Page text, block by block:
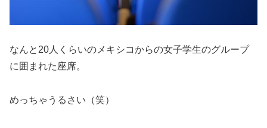
なんと20人くらいのメキシコからの女子学生のグループ
に囲まれた座席。
めっちゃうるさい（笑）